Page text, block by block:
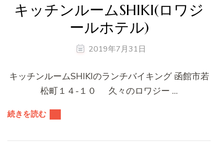
キッチンルームSHIKI(ロワジ
ールホテル)
2019年7月31日
キッチンルームSHIKIのランチバイキング 函館市若
松町１４-１０ 久々のロワジー …
続きを読む